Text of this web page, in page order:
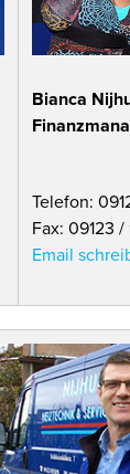
Bianca
Telefon:
Fax: 09123
Email